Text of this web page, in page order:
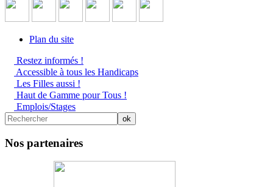
Plan du site
Restez informés !
Accessible à tous les Handicaps
Les Filles aussi !
Haut de Gamme pour Tous !
Emplois/Stages
Nos partenaires